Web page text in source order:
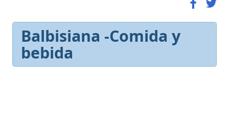
Balbisiana -Comida y
bebida